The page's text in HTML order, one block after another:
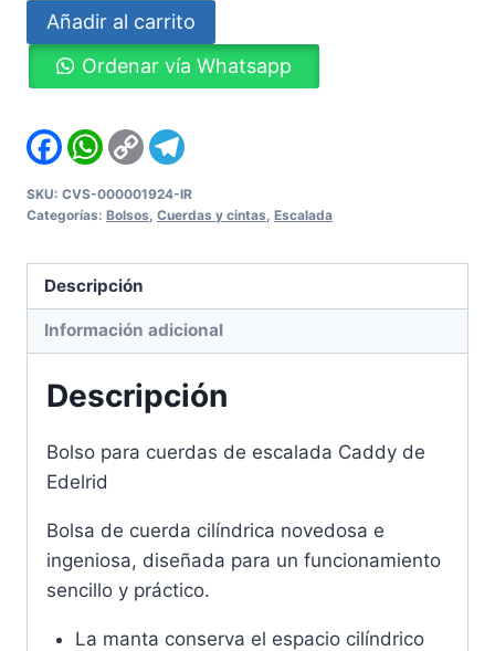
Bolso
para
cuerdas
escalada
Caddy
de
Edelrid
Añadir al carrito
Ordenar vía Whatsapp
FacebookWhatsApp
Copy
Link
SKU: CVS-000001924-IR
Categorías: Bolsos, Cuerdas y cintas, Escalada
Descripción
Información adicional
Descripción
Bolso para cuerdas de escalada Caddy de
Edelrid
Bolsa de cuerda cilíndrica novedosa e
ingeniosa, diseñada para un funcionamiento
sencillo y práctico.
La manta conserva el espacio cilíndrico